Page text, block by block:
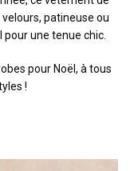
patineuse ou
une tenue chic.
pour Noël, à tous
!